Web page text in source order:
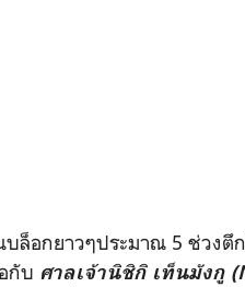
ล็อกยาวๆประมาณ 5 ช่วง
กับ ศาลเจ้านิชิกิ เท็นมังกู